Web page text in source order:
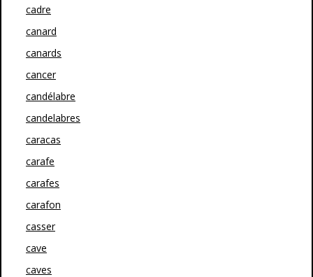
cadre
canard
canards
cancer
candélabre
candelabres
caracas
carafe
carafes
carafon
casser
cave
caves